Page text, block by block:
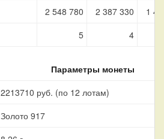
2 548 780 2 387 330
1
5 4
Параметры монеты
2213710 руб. (по 12 лотам)
Золото 917